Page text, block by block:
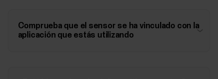
Comprueba que el sensor se ha vinculado con la
aplicación que estás utilizando